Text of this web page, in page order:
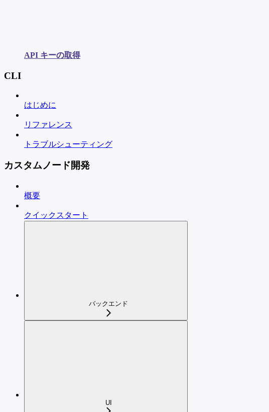
API キーの取得
CLI
はじめに
リファレンス
トラブルシューティング
カスタムノード開発
概要
クイックスタート
バックエンド
UI